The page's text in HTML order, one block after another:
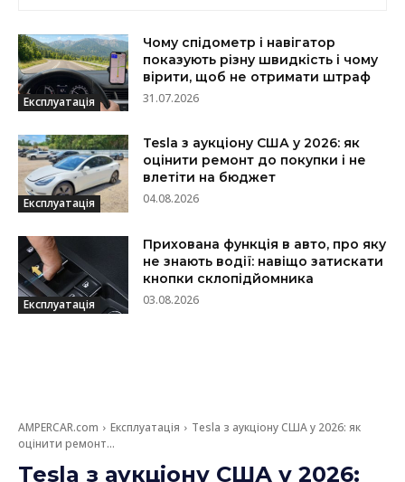
Експлуатація
Чому спідометр і навігатор
показують різну швидкість і чому
вірити, щоб не отримати штраф
31.07.2026
Експлуатація
Tesla з аукціону США у 2026: як
оцінити ремонт до покупки і не
влетіти на бюджет
04.08.2026
Експлуатація
Прихована функція в авто, про яку
не знають водії: навіщо затискати
кнопки склопідйомника
03.08.2026